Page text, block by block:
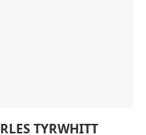
TYRWHITT